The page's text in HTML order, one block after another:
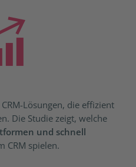
Lösungen, die effizient
Die Studie zeigt, welche
und schnell
CRM spielen.